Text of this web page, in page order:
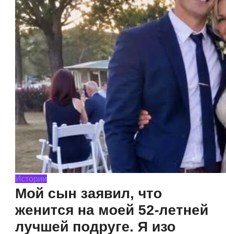
Истории
Мой сын заявил, что
женится на моей 52-летней
лучшей подруге. Я изо